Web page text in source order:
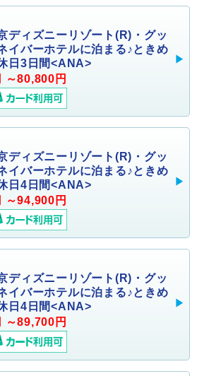
ディズニーリゾート(R)・グッ
イバーホテルに泊まる♪ときめ
日3日間<ANA>
～80,800円
ディズニーリゾート(R)・グッ
イバーホテルに泊まる♪ときめ
日4日間<ANA>
～94,900円
ディズニーリゾート(R)・グッ
イバーホテルに泊まる♪ときめ
日4日間<ANA>
～89,700円